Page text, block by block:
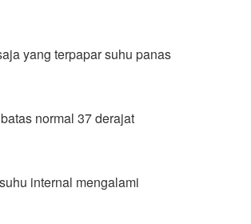
yang terpapar suhu panas
normal 37 derajat
internal mengalami